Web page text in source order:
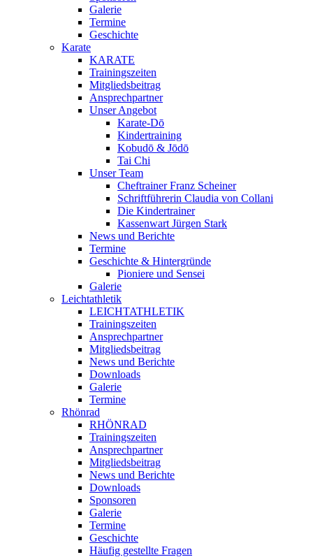
Galerie
Termine
Geschichte
Karate
KARATE
Trainingszeiten
Mitgliedsbeitrag
Ansprechpartner
Unser Angebot
Karate-Dō
Kindertraining
Kobudō & Jōdō
Tai Chi
Unser Team
Cheftrainer Franz Scheiner
Schriftführerin Claudia von Collani
Die Kindertrainer
Kassenwart Jürgen Stark
News und Berichte
Termine
Geschichte & Hintergründe
Pioniere und Sensei
Galerie
Leichtathletik
LEICHTATHLETIK
Trainingszeiten
Ansprechpartner
Mitgliedsbeitrag
News und Berichte
Downloads
Galerie
Termine
Rhönrad
RHÖNRAD
Trainingszeiten
Ansprechpartner
Mitgliedsbeitrag
News und Berichte
Downloads
Sponsoren
Galerie
Termine
Geschichte
Häufig gestellte Fragen